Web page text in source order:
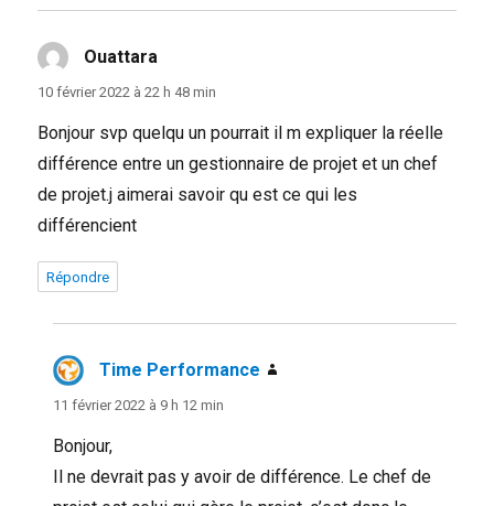
Ouattara
10 février 2022 à 22 h 48 min
Bonjour svp quelqu un pourrait il m expliquer la réelle
différence entre un gestionnaire de projet et un chef
de projet.j aimerai savoir qu est ce qui les
différencient
Répondre
Time Performance
11 février 2022 à 9 h 12 min
Bonjour,
Il ne devrait pas y avoir de différence. Le chef de